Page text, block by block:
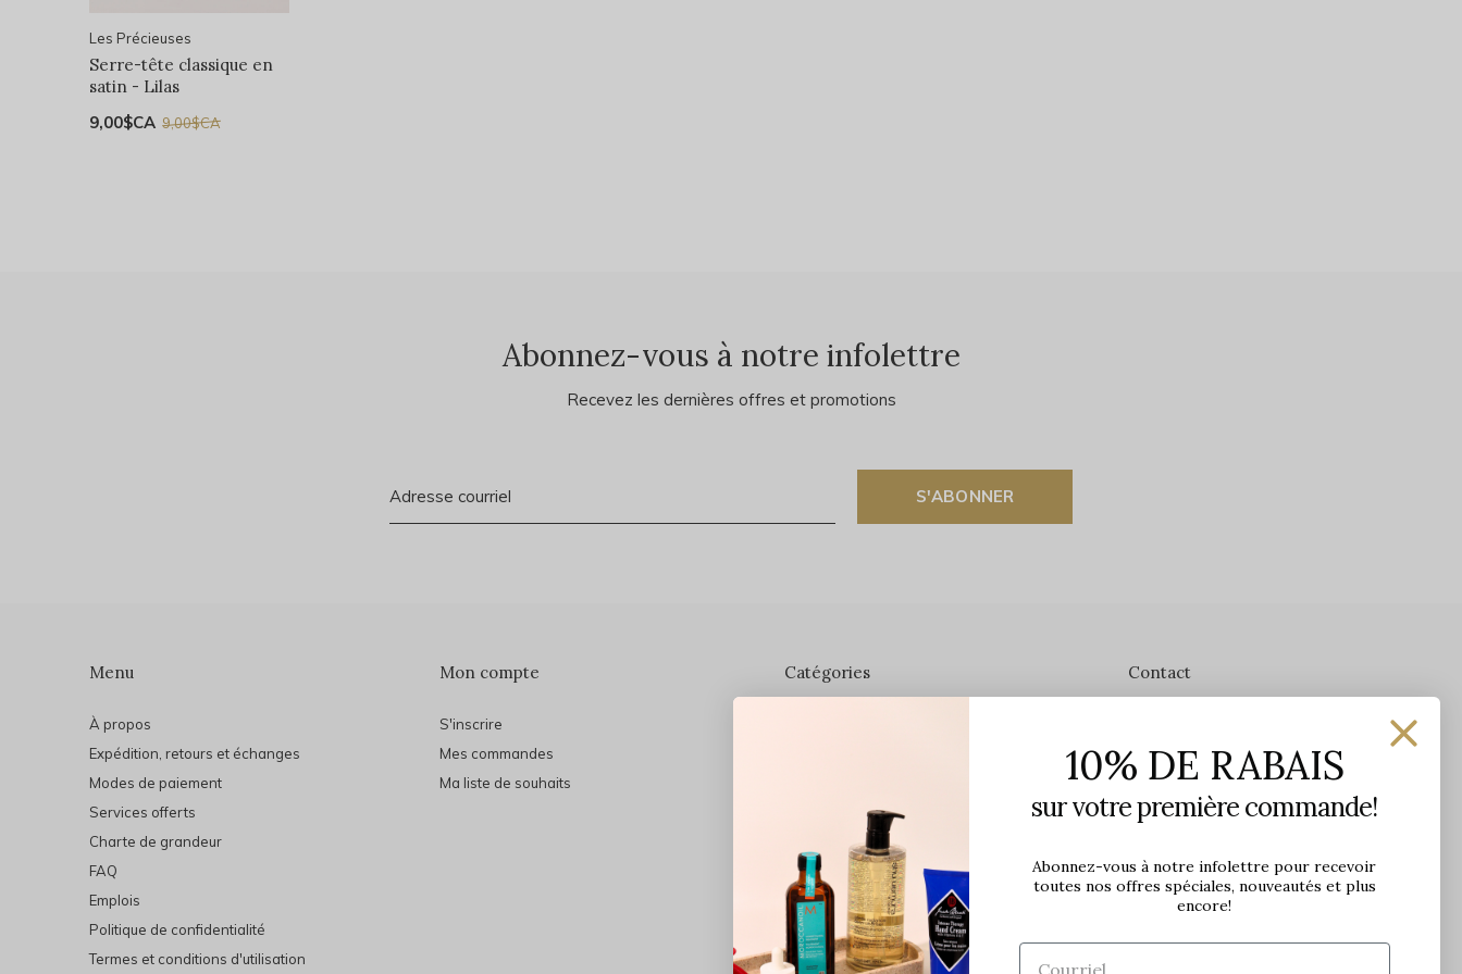
Les Précieuses
Serre-tête classique en
satin - Lilas
9,00$CA 9,00$CA
Abonnez-vous à notre infolettre
Recevez les dernières offres et promotions
S'ABONNER
Menu
À propos
Expédition, retours et échanges
Modes de paiement
Services offerts
Charte de grandeur
FAQ
Emplois
Politique de confidentialité
Termes et conditions d'utilisation
Mon compte
S'inscrire
Mes commandes
Ma liste de souhaits
Catégories
Soins du visage
Maquillage
Bain et Corps
Bijoux
Contact
1650 avenue Jules-Verne, Local 103
G2G 2R1, Québec, Canada
Lundi: 9h - 17h
Mardi: 9h - 17h
Mercredi: 9h - 18h
Jeudi: 9h - 21h
10% DE RABAIS
sur votre première commande!
Abonnez-vous à notre infolettre pour recevoir
toutes nos offres spéciales, nouveautés et plus
encore!